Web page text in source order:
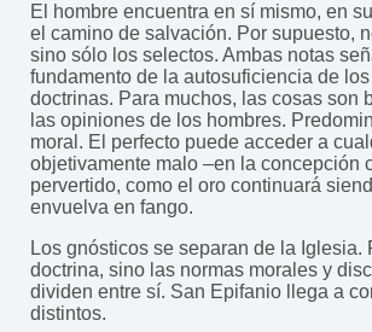
El hombre encuentra en sí mismo, en
el camino de salvación. Por supuesto,
sino sólo los selectos. Ambas notas
fundamento de la autosuficiencia de
doctrinas. Para muchos, las cosas son
las opiniones de los hombres.
moral. El perfecto puede acceder a
objetivamente malo –en la concepción
pervertido, como el oro continuará
envuelva en fango.
Los gnósticos se separan de la Iglesia.
doctrina, sino las normas morales y
dividen entre sí. San Epifanio llega a
distintos.